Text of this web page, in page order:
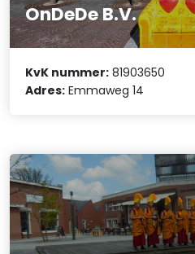
OnDeDe B.V.
KvK nummer: 81903650
Adres: Emmaweg 14